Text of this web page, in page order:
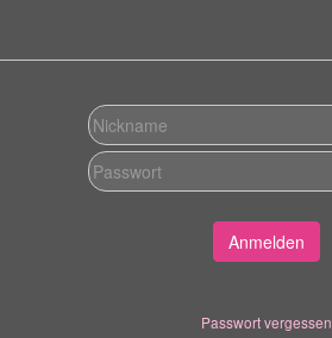
Anmelden
Passwort vergessen